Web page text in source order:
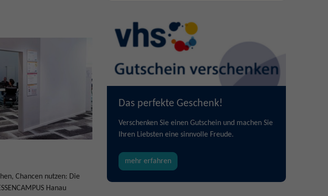
Chancen nutzen: Die
Hanau
Das perfekte Geschenk!
Verschenken Sie einen Gutschein und machen Sie
Ihren Liebsten eine sinnvolle Freude.
mehr erfahren